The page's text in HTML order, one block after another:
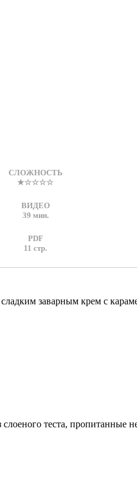
СЛОЖНОСТЬ
★☆☆☆☆
ВИДЕО
39 мин.
PDF
11 стр.
заварным крем с
теста,